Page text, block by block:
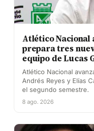
Atlético Nacional
prepara tres
equipo de Lucas
Atlético Nacional
Andrés Reyes y Elías
el segundo semestre.
8 ago. 2026